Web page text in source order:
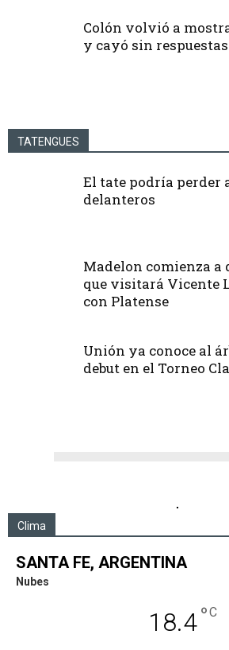
Colón volvió a
y cayó sin
TATENGUES
El tate podría perder
delanteros
Madelon comienza a
que visitará Vicente
con Platense
Unión ya conoce al
debut en el Torneo
.
Clima
SANTA FE, ARGENTINA
Nubes
18.4°C